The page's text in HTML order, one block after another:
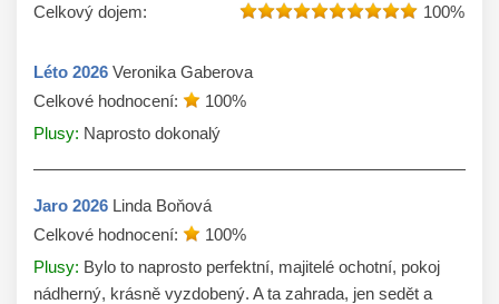
Celkový dojem:
100%
Léto 2026 Veronika Gaberova
Celkové hodnocení:
100%
Plusy: Naprosto dokonalý
Jaro 2026 Linda Boňová
Celkové hodnocení:
100%
Plusy: Bylo to naprosto perfektní, majitelé ochotní, pokoj
nádherný, krásně vyzdobený. A ta zahrada, jen sedět a